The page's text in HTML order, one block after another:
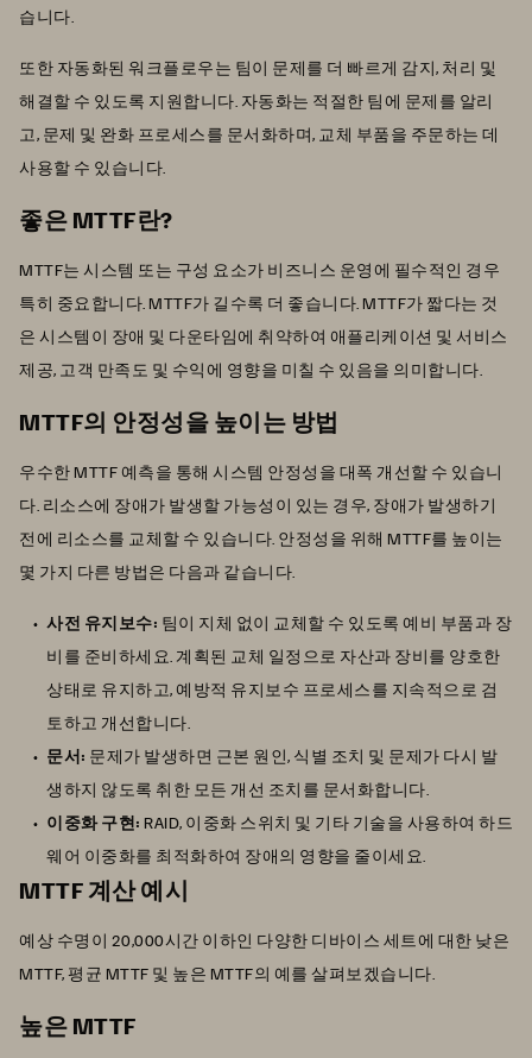
습니다.
또한 자동화된 워크플로우는 팀이 문제를 더 빠르게 감지, 처리 및
해결할 수 있도록 지원합니다. 자동화는 적절한 팀에 문제를 알리
고, 문제 및 완화 프로세스를 문서화하며, 교체 부품을 주문하는 데
사용할 수 있습니다.
좋은 MTTF란?
MTTF는 시스템 또는 구성 요소가 비즈니스 운영에 필수적인 경우
특히 중요합니다. MTTF가 길수록 더 좋습니다. MTTF가 짧다는 것
은 시스템이 장애 및 다운타임에 취약하여 애플리케이션 및 서비스
제공, 고객 만족도 및 수익에 영향을 미칠 수 있음을 의미합니다.
MTTF의 안정성을 높이는 방법
우수한 MTTF 예측을 통해 시스템 안정성을 대폭 개선할 수 있습니
다. 리소스에 장애가 발생할 가능성이 있는 경우, 장애가 발생하기
전에 리소스를 교체할 수 있습니다. 안정성을 위해 MTTF를 높이는
몇 가지 다른 방법은 다음과 같습니다.
사전 유지보수: 팀이 지체 없이 교체할 수 있도록 예비 부품과 장
비를 준비하세요. 계획된 교체 일정으로 자산과 장비를 양호한
상태로 유지하고, 예방적 유지보수 프로세스를 지속적으로 검
토하고 개선합니다.
문서: 문제가 발생하면 근본 원인, 식별 조치 및 문제가 다시 발
생하지 않도록 취한 모든 개선 조치를 문서화합니다.
이중화 구현: RAID, 이중화 스위치 및 기타 기술을 사용하여 하드
웨어 이중화를 최적화하여 장애의 영향을 줄이세요.
MTTF 계산 예시
예상 수명이 20,000시간 이하인 다양한 디바이스 세트에 대한 낮은
MTTF, 평균 MTTF 및 높은 MTTF의 예를 살펴보겠습니다.
높은 MTTF